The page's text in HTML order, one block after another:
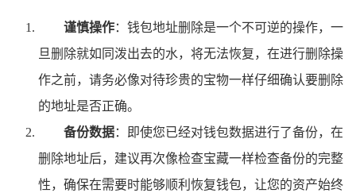
谨慎操作：钱包地址删除是一个不可逆的操作，一
旦删除就如同泼出去的水，将无法恢复，在进行删除操
作之前，请务必像对待珍贵的宝物一样仔细确认要删除
的地址是否正确。
备份数据：即使您已经对钱包数据进行了备份，在
删除地址后，建议再次像检查宝藏一样检查备份的完整
性，确保在需要时能够顺利恢复钱包，让您的资产始终